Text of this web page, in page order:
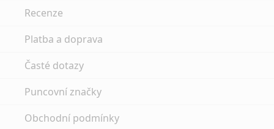
Recenze
Platba a doprava
Časté dotazy
Puncovní značky
Obchodní podmínky